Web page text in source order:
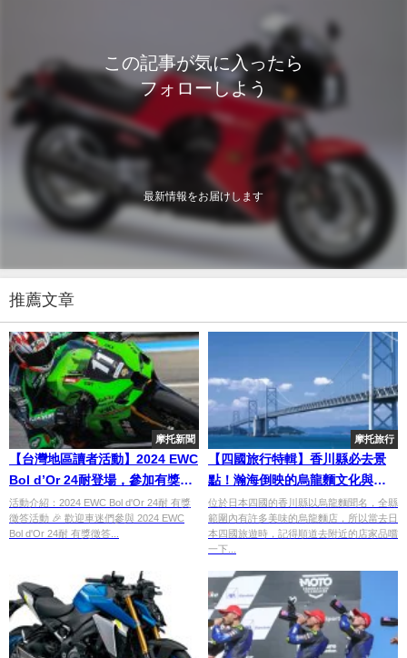
この記事が気に入ったら
フォローしよう
最新情報をお届けします
推薦文章
摩托新聞
【台灣地區讀者活動】2024 EWC
Bol d’Or 24耐登場，參加有獎徵
答抽TSR周邊!
活動介紹：2024 EWC Bol d'Or 24耐 有獎
徵答活動 🎉 歡迎車迷們參與 2024 EWC
Bol d'Or 24耐 有獎徵答...
摩托旅行
【四國旅行特輯】香川縣必去景
點！瀚海倒映的烏龍麵文化與自
然奇觀(上)
位於日本四國的香川縣以烏龍麵聞名，全縣
範圍內有許多美味的烏龍麵店，所以當去日
本四國旅遊時，記得順道去附近的店家品嚐
一下...